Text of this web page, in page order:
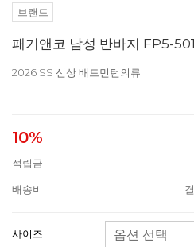
브랜드
패기앤코 남성 반바지 FP5-
2026 SS 신상 배드민턴의류
10%
적립금
배송비
사이즈